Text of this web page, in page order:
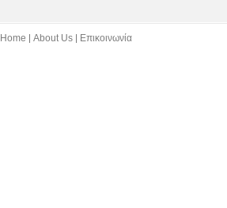
Home About Us Επικοινωνία